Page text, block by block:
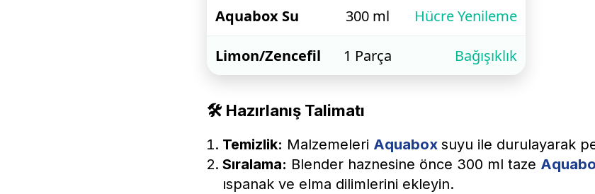
Aquabox Su 300 ml Hücre Yenileme
Limon/Zencefil 1 Parça Bağışıklık
🛠 Hazırlanış Talimatı
Temizlik: Malzemeleri Aquabox suyu ile durulayarak
Sıralama: Blender haznesine önce 300 ml taze
ıspanak ve elma dilimlerini ekleyin.